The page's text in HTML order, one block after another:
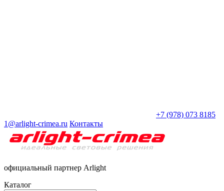
+7 (978) 073 8185
1@arlight-crimea.ru Контакты
официальный партнер Arlight
Каталог